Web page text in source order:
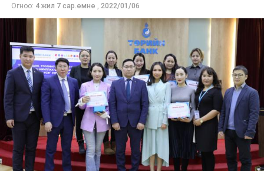
Огноо: 4 жил 7 сар.өмнө , 2022/01/06